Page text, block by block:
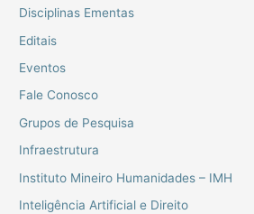
Disciplinas Ementas
Editais
Eventos
Fale Conosco
Grupos de Pesquisa
Infraestrutura
Instituto Mineiro Humanidades – IMH
Inteligência Artificial e Direito